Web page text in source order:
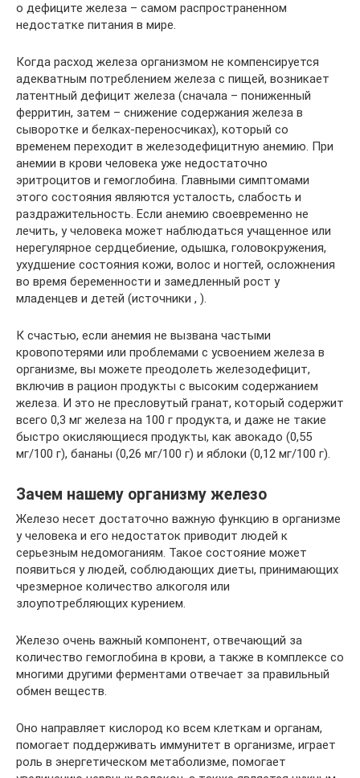
о дефиците железа – самом распространенном
недостатке питания в мире.
Когда расход железа организмом не компенсируется
адекватным потреблением железа с пищей, возникает
латентный дефицит железа (сначала – пониженный
ферритин, затем – снижение содержания железа в
сыворотке и белках-переносчиках), который со
временем переходит в железодефицитную анемию. При
анемии в крови человека уже недостаточно
эритроцитов и гемоглобина. Главными симптомами
этого состояния являются усталость, слабость и
раздражительность. Если анемию своевременно не
лечить, у человека может наблюдаться учащенное или
нерегулярное сердцебиение, одышка, головокружения,
ухудшение состояния кожи, волос и ногтей, осложнения
во время беременности и замедленный рост у
младенцев и детей (источники , ).
К счастью, если анемия не вызвана частыми
кровопотерями или проблемами с усвоением железа в
организме, вы можете преодолеть железодефицит,
включив в рацион продукты с высоким содержанием
железа. И это не пресловутый гранат, который содержит
всего 0,3 мг железа на 100 г продукта, и даже не такие
быстро окисляющиеся продукты, как авокадо (0,55
мг/100 г), бананы (0,26 мг/100 г) и яблоки (0,12 мг/100 г).
Зачем нашему организму железо
Железо несет достаточно важную функцию в организме
у человека и его недостаток приводит людей к
серьезным недомоганиям. Такое состояние может
появиться у людей, соблюдающих диеты, принимающих
чрезмерное количество алкоголя или
злоупотребляющих курением.
Железо очень важный компонент, отвечающий за
количество гемоглобина в крови, а также в комплексе со
многими другими ферментами отвечает за правильный
обмен веществ.
Оно направляет кислород ко всем клеткам и органам,
помогает поддерживать иммунитет в организме, играет
роль в энергетическом метаболизме, помогает